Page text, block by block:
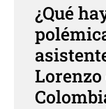
¿Qué